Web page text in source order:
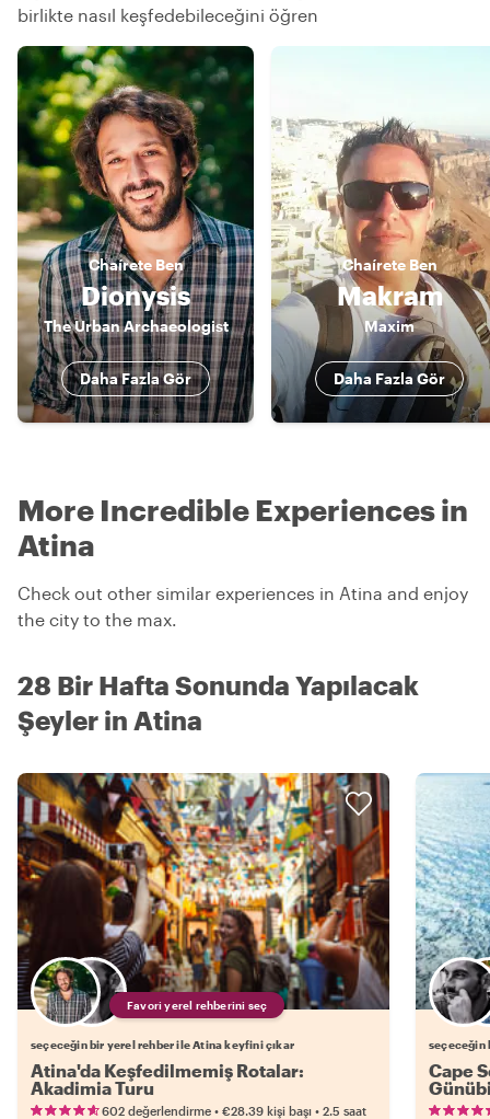
birlikte nasıl keşfedebileceğini öğren
Chaírete Ben
Dionysis
The Urban Archaeologist
Daha Fazla Gör
Chaírete Ben
Makram
Maxim
Daha Fazla Gör
More Incredible Experiences in
Atina
Check out other similar experiences in Atina and enjoy
the city to the max.
28 Bir Hafta Sonunda Yapılacak
Şeyler in Atina
Favori yerel rehberini seç
seçeceğin bir yerel rehber ile Atina keyfini çıkar
Atina'da Keşfedilmemiş Rotalar:
Akadimia Turu
602 değerlendirme • €28.39 kişi başı • 2.5 saat
seçeceğin
Cape